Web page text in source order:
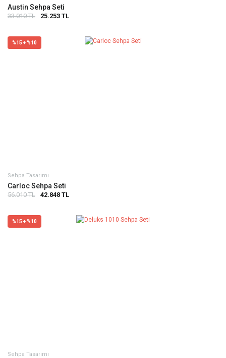
Austin Sehpa Seti
33.010 TL 25.253 TL
%15 + %10
Sehpa Tasarımı
Carloc Sehpa Seti
56.010 TL 42.848 TL
%15 + %10
Sehpa Tasarımı